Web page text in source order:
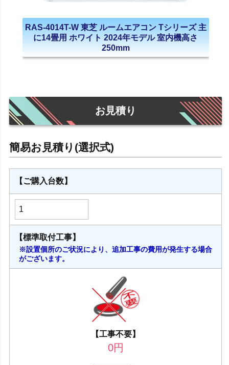
RAS-4014T-W 東芝 ルームエアコン Tシリーズ 主
に14畳用 ホワイト 2024年モデル 室内機高さ
250mm
お見積り
【ご購入台数】
【標準取付工事】
※設置個所のご状況により、追加工事の費用が発生する場合
がございます。
【工事不要】
0円